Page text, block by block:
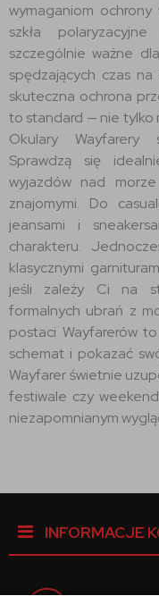
wymaganiom
szkła
szczególnie ważne
spędzających czas
skuteczna ochrona
to standard — nie tylko
Okulary Wayfarery
Sprawdzą się
wyjazdów nad
znajomymi. Do
jeansami i
charakteru.
klasycznymi
jeśli zależy Ci na
formalnych ubrań z
postaci Wayfarerów
schemat i pokazać
Wayfarer świetnie
festiwale czy
niezapomnianym
INFORMACJE